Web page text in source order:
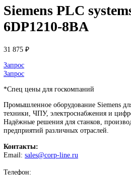
Контакты
+7 (499) 130-03-67
Нажмите, чтобы увеличить
ГлавнаяSIEMENSSimatic HMI
Siemens PLC systems Teleperm
Назад к товарам
Siemens PLC systems Teleperm